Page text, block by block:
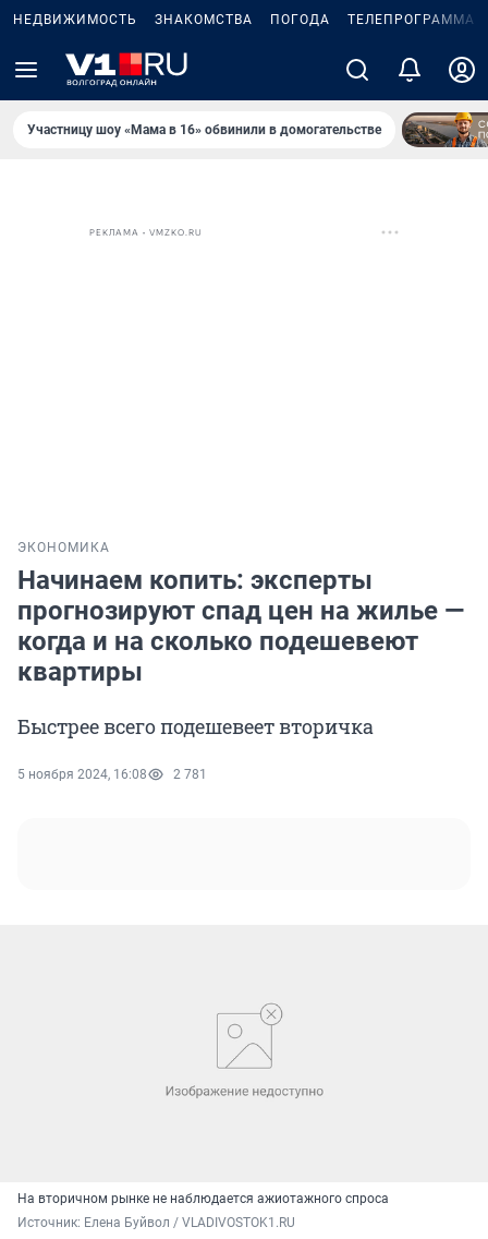
НЕДВИЖИМОСТЬ ЗНАКОМСТВА ПОГОДА ТЕЛЕПРОГРАММА
Участницу шоу «Мама в 16» обвинили в домогательстве
РЕКЛАМА • VMZKO.RU
ЭКОНОМИКА
Начинаем копить: эксперты
прогнозируют спад цен на жилье —
когда и на сколько подешевеют
квартиры
Быстрее всего подешевеет вторичка
5 ноября 2024, 16:08 2 781
На вторичном рынке не наблюдается ажиотажного спроса
Источник: Елена Буйвол / VLADIVOSTOK1.RU